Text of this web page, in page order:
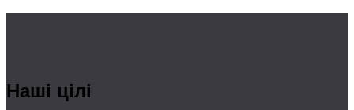
Наші цілі